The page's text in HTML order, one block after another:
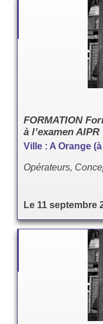
FORMATION
à l’examen AIPR
Ville : A Orange
Opérateurs,
Le 11 septembre